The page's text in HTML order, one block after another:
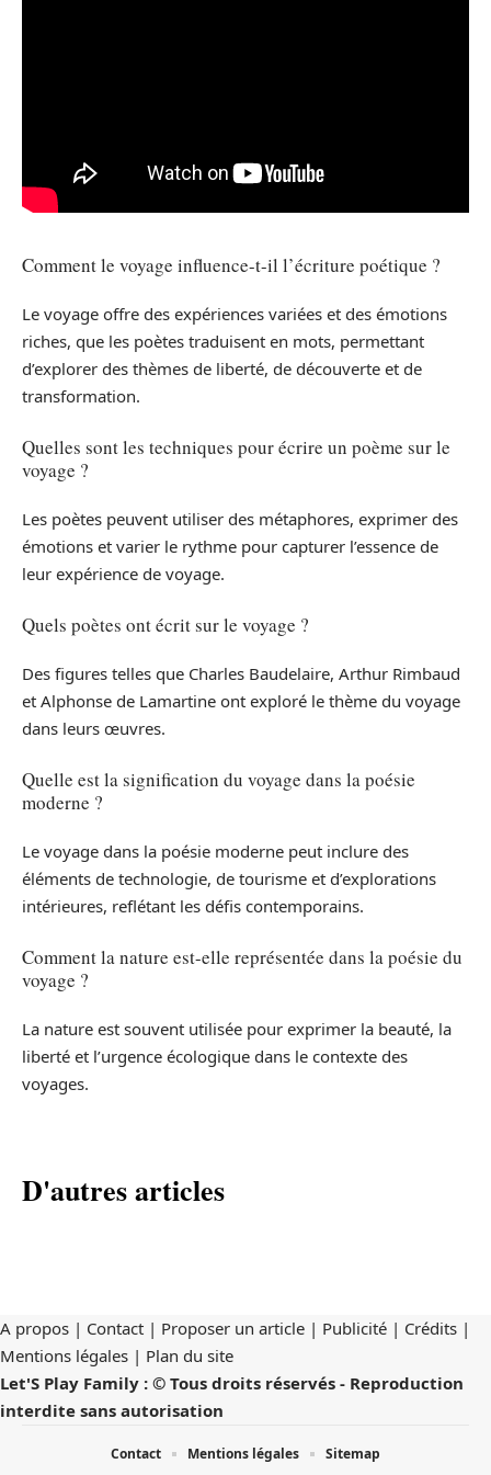
Comment le voyage influence-t-il l’écriture poétique ?
Le voyage offre des expériences variées et des émotions
riches, que les poètes traduisent en mots, permettant
d’explorer des thèmes de liberté, de découverte et de
transformation.
Quelles sont les techniques pour écrire un poème sur le
voyage ?
Les poètes peuvent utiliser des métaphores, exprimer des
émotions et varier le rythme pour capturer l’essence de
leur expérience de voyage.
Quels poètes ont écrit sur le voyage ?
Des figures telles que Charles Baudelaire, Arthur Rimbaud
et Alphonse de Lamartine ont exploré le thème du voyage
dans leurs œuvres.
Quelle est la signification du voyage dans la poésie
moderne ?
Le voyage dans la poésie moderne peut inclure des
éléments de technologie, de tourisme et d’explorations
intérieures, reflétant les défis contemporains.
Comment la nature est-elle représentée dans la poésie du
voyage ?
La nature est souvent utilisée pour exprimer la beauté, la
liberté et l’urgence écologique dans le contexte des
voyages.
D'autres articles
A propos | Contact | Proposer un article | Publicité | Crédits |
Mentions légales | Plan du site
Let'S Play Family : © Tous droits réservés - Reproduction
interdite sans autorisation
Contact Mentions légales Sitemap